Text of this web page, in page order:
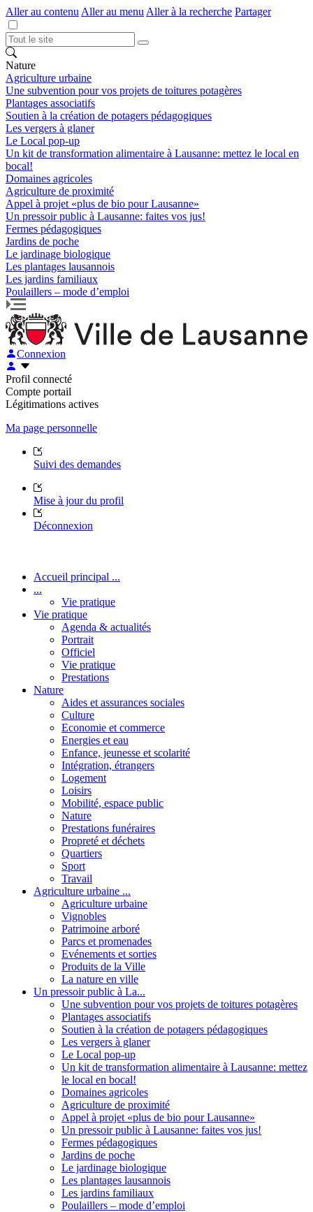
Aller au contenu Aller au menu Aller à la recherche Partager
Nature
Agriculture urbaine
Une subvention pour vos projets de toitures potagères
Plantages associatifs
Soutien à la création de potagers pédagogiques
Les vergers à glaner
Le Local pop-up
Un kit de transformation alimentaire à Lausanne: mettez le local en
bocal!
Domaines agricoles
Agriculture de proximité
Appel à projet «plus de bio pour Lausanne»
Un pressoir public à Lausanne: faites vos jus!
Fermes pédagogiques
Jardins de poche
Le jardinage biologique
Les plantages lausannois
Les jardins familiaux
Poulaillers – mode d’emploi
Connexion
Profil connecté
Compte portail
Légitimations actives
Ma page personnelle
Suivi des demandes
Mise à jour du profil
Déconnexion
Accueil principal ...
...
Vie pratique
Vie pratique
Agenda & actualités
Portrait
Officiel
Vie pratique
Prestations
Nature
Aides et assurances sociales
Culture
Economie et commerce
Energies et eau
Enfance, jeunesse et scolarité
Intégration, étrangers
Logement
Loisirs
Mobilité, espace public
Nature
Prestations funéraires
Propreté et déchets
Quartiers
Sport
Travail
Agriculture urbaine ...
Agriculture urbaine
Vignobles
Patrimoine arboré
Parcs et promenades
Evénements et sorties
Produits de la Ville
La nature en ville
Un pressoir public à La...
Une subvention pour vos projets de toitures potagères
Plantages associatifs
Soutien à la création de potagers pédagogiques
Les vergers à glaner
Le Local pop-up
Un kit de transformation alimentaire à Lausanne: mettez
le local en bocal!
Domaines agricoles
Agriculture de proximité
Appel à projet «plus de bio pour Lausanne»
Un pressoir public à Lausanne: faites vos jus!
Fermes pédagogiques
Jardins de poche
Le jardinage biologique
Les plantages lausannois
Les jardins familiaux
Poulaillers – mode d’emploi